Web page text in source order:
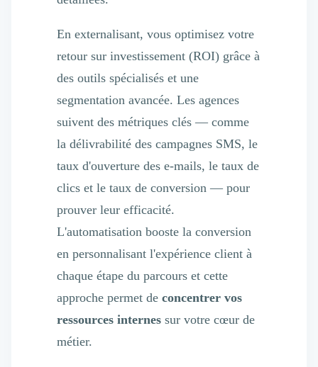
En externalisant, vous optimisez votre
retour sur investissement (ROI) grâce à
des outils spécialisés et une
segmentation avancée. Les agences
suivent des métriques clés — comme
la délivrabilité des campagnes SMS, le
taux d'ouverture des e-mails, le taux de
clics et le taux de conversion — pour
prouver leur efficacité.
L'automatisation booste la conversion
en personnalisant l'expérience client à
chaque étape du parcours et cette
approche permet de concentrer vos
ressources internes sur votre cœur de
métier.